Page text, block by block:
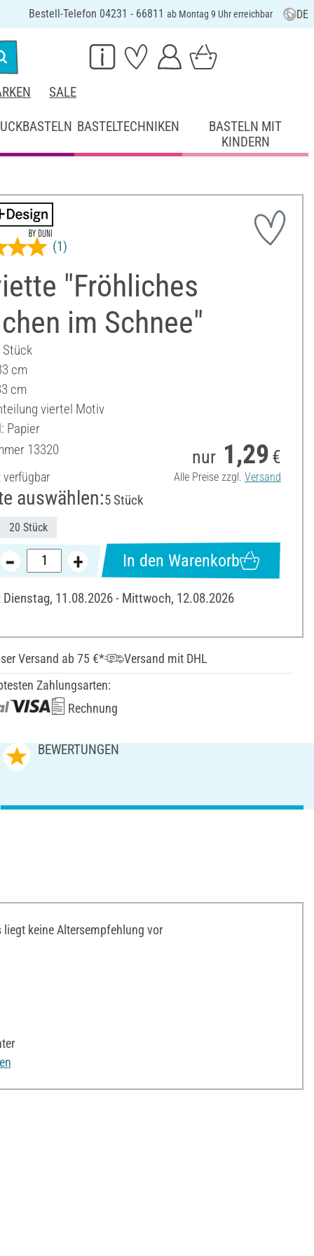
Bestell-Telefon 04231 - 66811 ab Montag 9 Uhr erreichbar DE
SALE
BASTELTECHNIKEN
BASTELN MIT
KINDERN
"Fröhliches
im Schnee"
(1)
cm
cm
viertel Motiv
Papier
13320
verfügbar
nur 1,29 €
Alle Preise zzgl. Versand
auswählen:5 Stück
20 Stück
In den Warenkorb
11.08.2026 - Mittwoch, 12.08.2026
Versand ab 75 €*
Versand mit DHL
Zahlungsarten:
Rechnung
BEWERTUNGEN
keine Altersempfehlung vor